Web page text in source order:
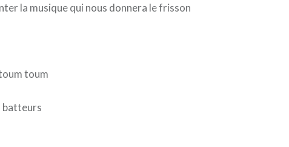
la musique qui nous donnera le frisson
toum
batteurs